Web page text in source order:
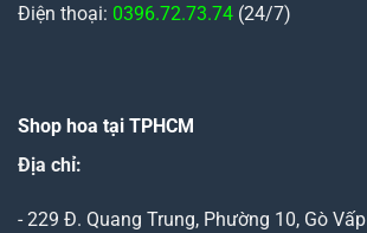
Điện thoại: 0396.72.73.74 (24/7)
Shop hoa tại TPHCM
Địa chỉ:
- 229 Đ. Quang Trung, Phường 10, Gò Vấp